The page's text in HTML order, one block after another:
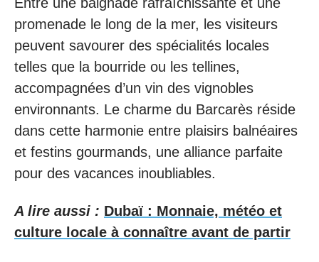
promenade le long de la mer, les visiteurs
peuvent savourer des spécialités locales
telles que la bourride ou les tellines,
accompagnées d’un vin des vignobles
environnants. Le charme du Barcarès réside
dans cette harmonie entre plaisirs balnéaires
et festins gourmands, une alliance parfaite
pour des vacances inoubliables.
A lire aussi : Dubaï : Monnaie, météo et
culture locale à connaître avant de partir